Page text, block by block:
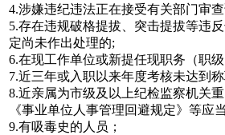
4.涉嫌违纪违法正在接受有关部门审
5.存在违规破格提拔、突击提拔等违
定尚未作出处理的;
6.在现工作单位或新提任现职务（职级
7.近三年或入职以来年度考核未达到
8.近亲属为市级及以上纪检监察机关
《事业单位人事管理回避规定》等应
9.有吸毒史的人员；